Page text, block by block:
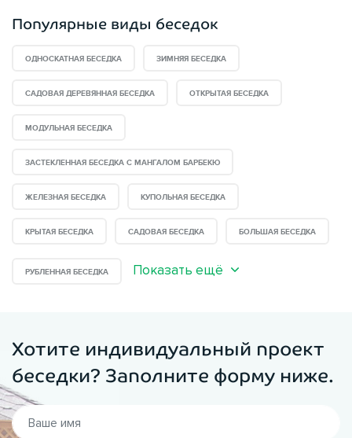
Популярные виды беседок
ОДНОСКАТНАЯ БЕСЕДКА ЗИМНЯЯ БЕСЕДКА
САДОВАЯ ДЕРЕВЯННАЯ БЕСЕДКА ОТКРЫТАЯ БЕСЕДКА
МОДУЛЬНАЯ БЕСЕДКА
ЗАСТЕКЛЕННАЯ БЕСЕДКА С МАНГАЛОМ БАРБЕКЮ
ЖЕЛЕЗНАЯ БЕСЕДКА КУПОЛЬНАЯ БЕСЕДКА
КРЫТАЯ БЕСЕДКА САДОВАЯ БЕСЕДКА БОЛЬШАЯ БЕСЕДКА
РУБЛЕННАЯ БЕСЕДКА Показать ещё
Хотите индивидуальный проект
беседки? Заполните форму ниже.